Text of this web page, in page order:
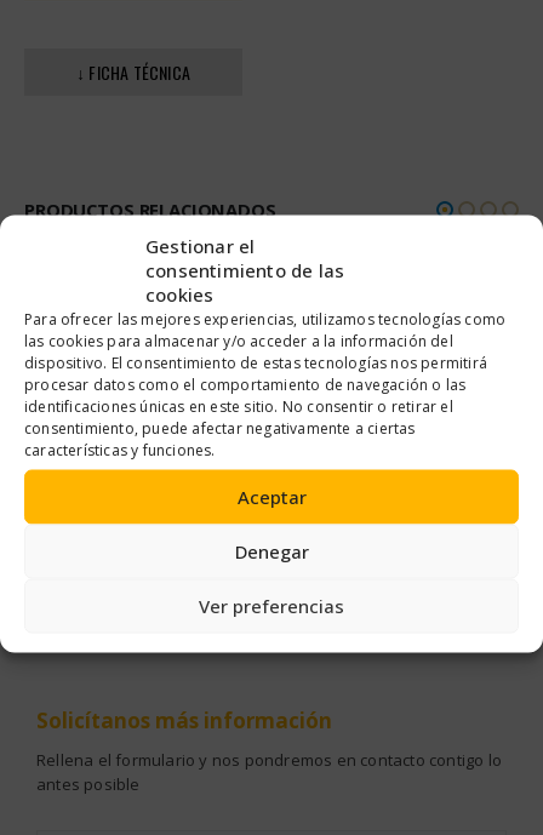
Gestionar el
consentimiento de las
cookies
Para ofrecer las mejores experiencias, utilizamos tecnologías como
las cookies para almacenar y/o acceder a la información del
dispositivo. El consentimiento de estas tecnologías nos permitirá
procesar datos como el comportamiento de navegación o las
identificaciones únicas en este sitio. No consentir o retirar el
consentimiento, puede afectar negativamente a ciertas
características y funciones.
Aceptar
Denegar
Ver preferencias
↓ FICHA TÉCNICA
PRODUCTOS RELACIONADOS
ADHESIVOS Y SELLADORES,SELLADO Y AISLAMIENTO
PLANCHA INSONORIZANTE 50X50
ADHESIVOS Y SELLADORES,SELLADO Y AISLAMIENTO
Solicítanos más información
Rellena el formulario y nos pondremos en contacto contigo lo
antes posible